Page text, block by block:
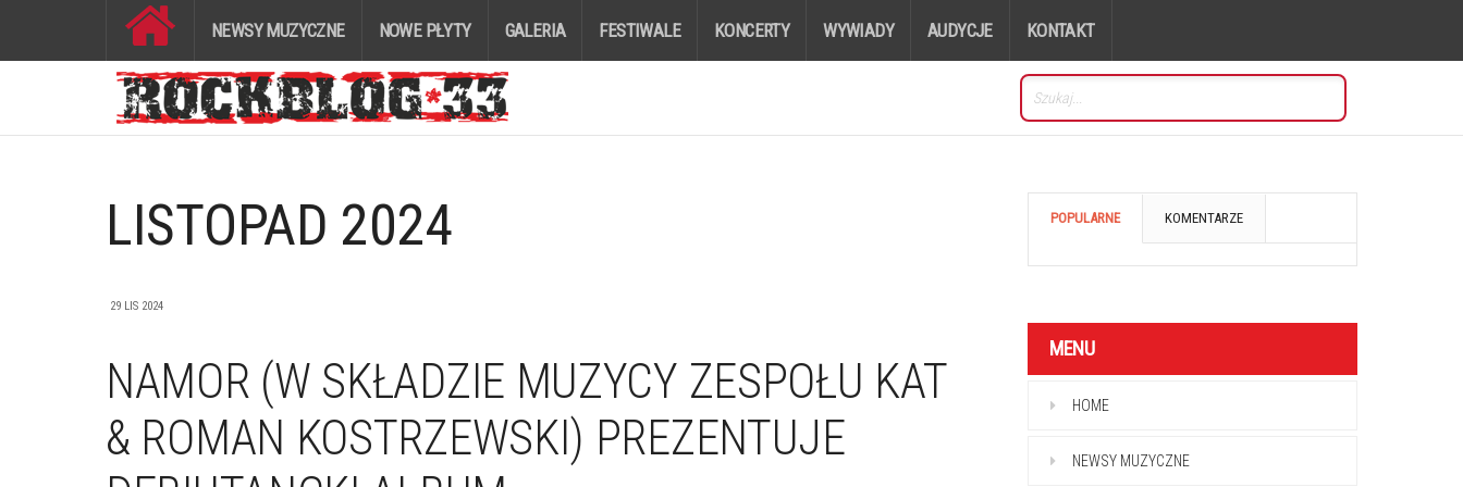
NEWSY MUZYCZNE NOWE PŁYTY GALERIA FESTIWALE KONCERTY WYWIADY AUDYCJE KONTAKT
LISTOPAD 2024
29 LIS 2024
NAMOR (W SKŁADZIE MUZYCY ZESPOŁU KAT
& ROMAN KOSTRZEWSKI) PREZENTUJE
POPULARNE KOMENTARZE
MENU
HOME
NEWSY MUZYCZNE